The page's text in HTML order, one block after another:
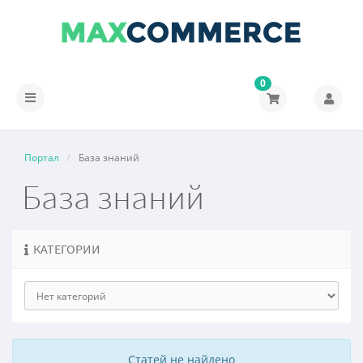
Переключить
0
Портал База знаний
База знаний
КАТЕГОРИИ
Статей не найдено